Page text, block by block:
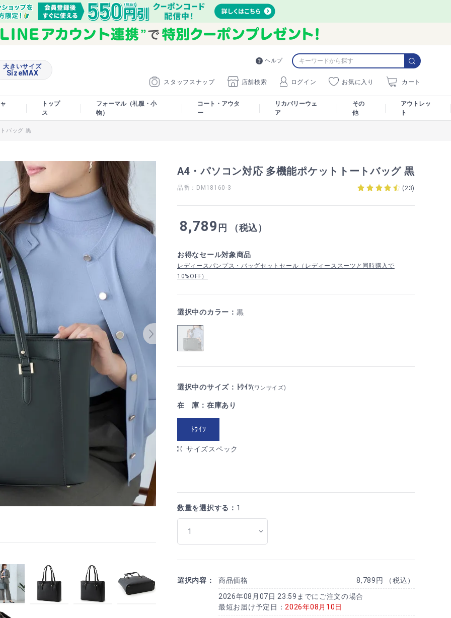
ヘルプ
スタッフスナップ 店舗検索 ログイン お気に入り カート
大きいサイズ
SizeMAX
トップ
ス
フォーマル（礼服・小
物）
コート・アウタ
ー
リカバリーウェ
ア
その
他
アウトレッ
ト
バッグ 黒
A4・パソコン対応 多機能ポケットトートバッグ 黒
品番：DM18160-3 (23)
8,789 円 （税込）
お得なセール対象商品
レディースパンプス・バッグセットセール（レディーススーツと同時購入で
10%OFF）
選択中のカラー： 黒
選択中のサイズ：ﾄｳｲﾂ(ワンサイズ)
在 庫：在庫あり
ﾄｳｲﾂ
サイズスペック
数量を選択する： 1
選択内容： 商品価格
8,789円 （税込）
2026年08月07日 23:59までにご注文の場合
最短お届け予定日： 2026年08月10日